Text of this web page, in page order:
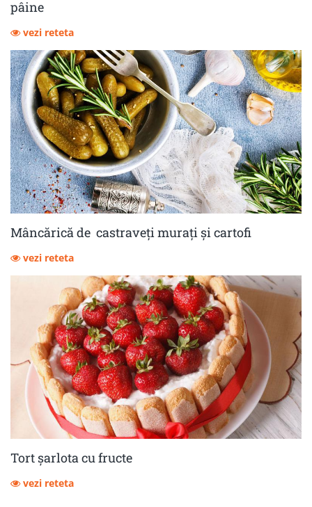
pâine
vezi reteta
Mâncărică de castraveţi muraţi şi cartofi
vezi reteta
Tort șarlota cu fructe
vezi reteta